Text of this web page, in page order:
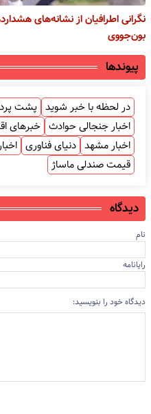
نگرانی اطرافیان از نشانه‌های
بون‌جووی
پیوندها
در لحظه با خبر شوید پشت
اخبار جنجالی حوادث خبرهای
اخبار مشهد دنیای فناوری
قیمت صندلی ماساژ
دیدگاه
نام
رایانامه
دیدگاه خود را بنویسید: